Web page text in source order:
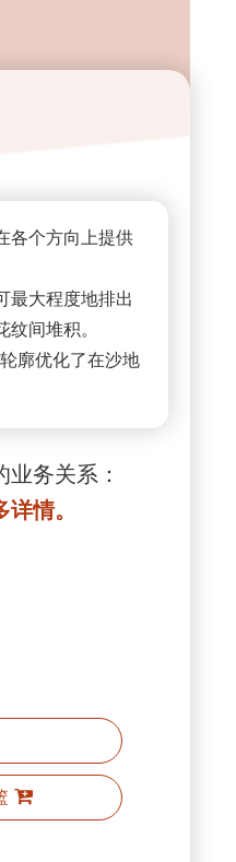
各个方向上提供
最大程度地排出
间堆积。
廓优化了在沙地
务关系：
情。